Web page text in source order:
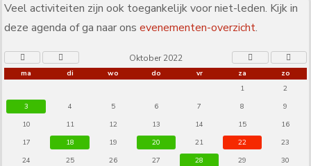
Veel activiteiten zijn ook toegankelijk voor niet-leden. Kijk in
deze agenda of ga naar ons evenementen-overzicht.
Oktober 2022
ma di wo do vr za
zo
1
2
3
4 5 6 7 8
9
10
11 12 13 14 15
16
17
18 19 20 21 22
23
24
25 26 27 28 29
30